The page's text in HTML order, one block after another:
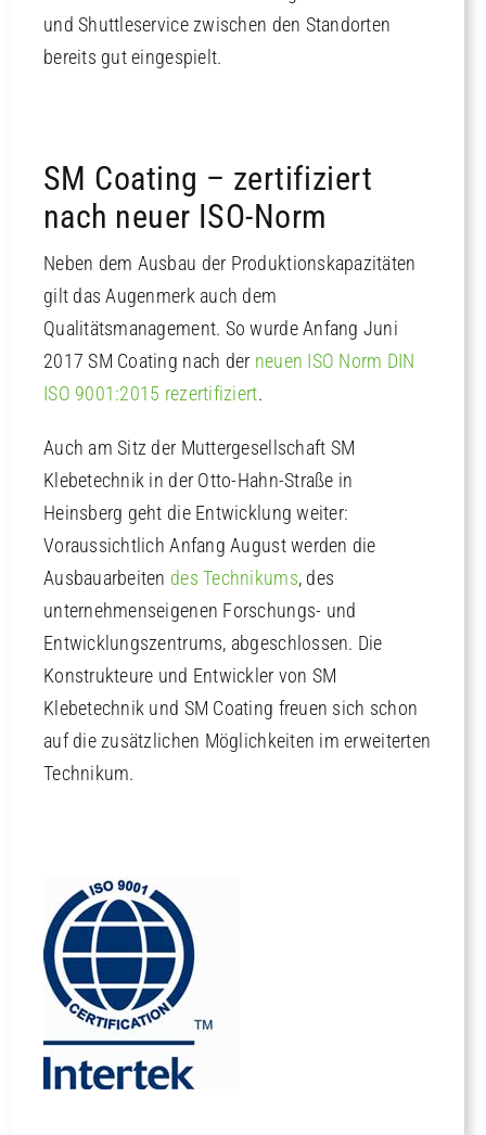
und Shuttleservice zwischen den Standorten
bereits gut eingespielt.
SM Coating – zertifiziert
nach neuer ISO-Norm
Neben dem Ausbau der Produktionskapazitäten
gilt das Augenmerk auch dem
Qualitätsmanagement. So wurde Anfang Juni
2017 SM Coating nach der neuen ISO Norm DIN
ISO 9001:2015 rezertifiziert.
Auch am Sitz der Muttergesellschaft SM
Klebetechnik in der Otto-Hahn-Straße in
Heinsberg geht die Entwicklung weiter:
Voraussichtlich Anfang August werden die
Ausbauarbeiten des Technikums, des
unternehmenseigenen Forschungs- und
Entwicklungszentrums, abgeschlossen. Die
Konstrukteure und Entwickler von SM
Klebetechnik und SM Coating freuen sich schon
auf die zusätzlichen Möglichkeiten im erweiterten
Technikum.